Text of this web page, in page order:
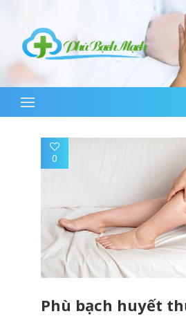
Tìm kiếm cho:
0
Phù bạch huyết